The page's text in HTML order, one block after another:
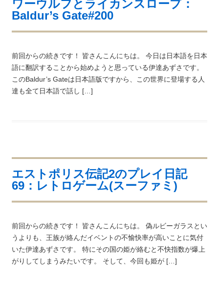
ワーウルフとライカンスロープ：
Baldur’s Gate#200
前回からの続きです！ 皆さんこんにちは。 今日は日本語を日本
語に翻訳することから始めようと思っている伊達あずさです。
このBaldur’s Gateは日本語版ですから、この世界に登場する人
達も全て日本語で話し […]
エストポリス伝記2のプレイ日記
69：レトロゲーム(スーファミ)
前回からの続きです！ 皆さんこんにちは。 偽ルビーガラスとい
うよりも、王族が絡んだイベントの不愉快率が高いことに気付
いた伊達あずさです。 特にその国の姫が絡むと不快指数が爆上
がりしてしまうみたいです。 そして、今回も姫が […]